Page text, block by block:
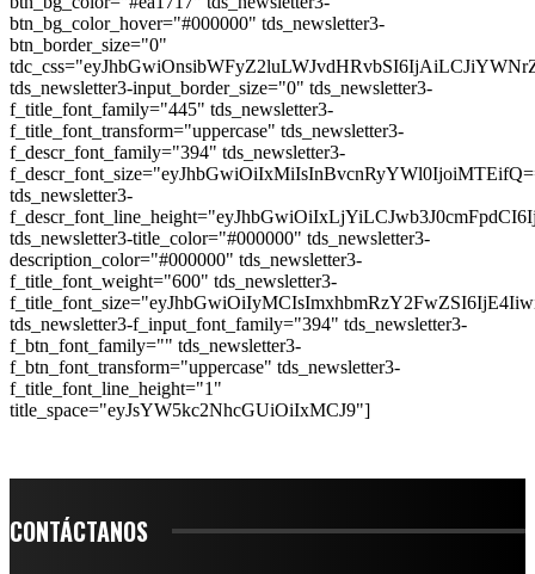
btn_bg_color_hover="#000000" tds_newsletter3-
btn_border_size="0"
tds_newsletter3-input_border_size="0" tds_newsletter3-
f_title_font_family="445" tds_newsletter3-
f_title_font_transform="uppercase" tds_newsletter3-
f_descr_font_family="394" tds_newsletter3-
tds_newsletter3-
tds_newsletter3-title_color="#000000" tds_newsletter3-
description_color="#000000" tds_newsletter3-
f_title_font_weight="600" tds_newsletter3-
tds_newsletter3-f_input_font_family="394" tds_newsletter3-
f_btn_font_family="" tds_newsletter3-
f_btn_font_transform="uppercase" tds_newsletter3-
f_title_font_line_height="1"
title_space="eyJsYW5kc2NhcGUiOiIxMCJ9"]
CONTÁCTANOS